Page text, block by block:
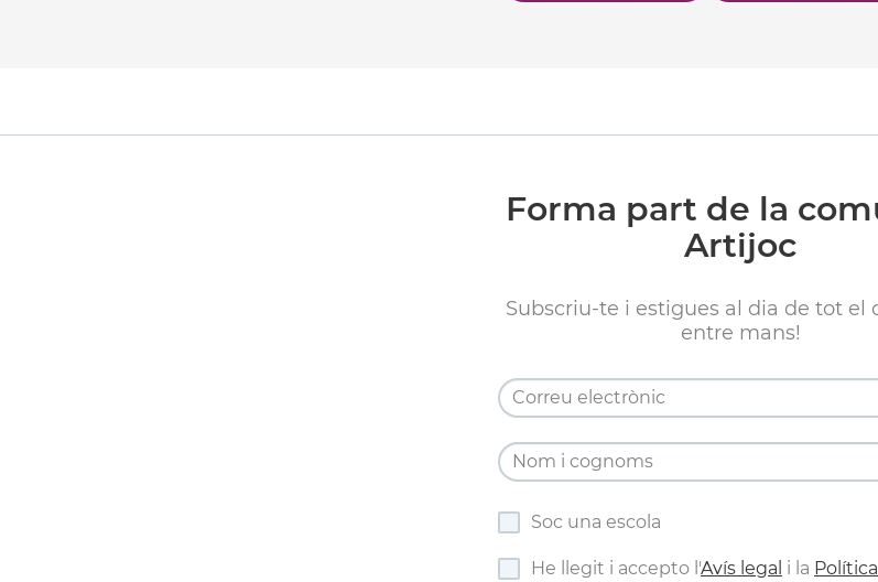
Forma part de la
Artijoc
Subscriu-te i estigues al dia de tot el
entre mans!
Soc una escola
He llegit i accepto l'Avís legal i la